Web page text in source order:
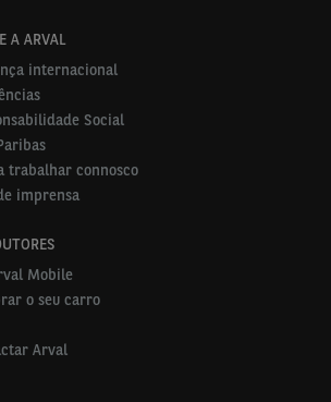
A ARVAL
internacional
Social
trabalhar connosco
imprensa
Mobile
o seu carro
Arval